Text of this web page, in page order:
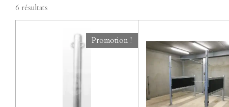
6 résultats
Promotion !